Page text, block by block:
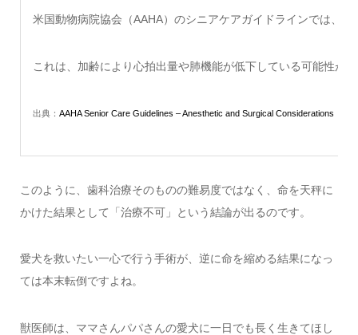
米国動物病院協会（AAHA）のシニアケアガイドラインでは、
これは、加齢により心拍出量や肺機能が低下している可能性が
出典： AAHA Senior Care Guidelines – Anesthetic and Surgical Considerations（米
このように、歯科治療そのものの難易度ではなく、命を天秤に
かけた結果として「治療不可」という結論が出るのです。
愛犬を救いたい一心で行う手術が、逆に命を縮める結果になっ
ては本末転倒ですよね。
獣医師は、ママさんパパさんの愛犬に一日でも長く生きてほし